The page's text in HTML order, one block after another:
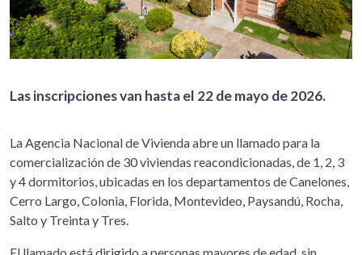
Las inscripciones van hasta el 22 de mayo de 2026.
La Agencia Nacional de Vivienda abre un llamado para la
comercialización de 30 viviendas reacondicionadas, de 1, 2, 3
y 4 dormitorios, ubicadas en los departamentos de Canelones,
Cerro Largo, Colonia, Florida, Montevideo, Paysandú, Rocha,
Salto y Treinta y Tres.